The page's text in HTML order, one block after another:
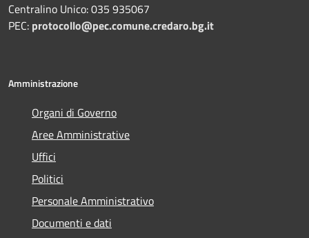
Centralino Unico: 035 935067
PEC: protocollo@pec.comune.credaro.bg.it
Amministrazione
Organi di Governo
Aree Amministrative
Uffici
Politici
Personale Amministrativo
Documenti e dati